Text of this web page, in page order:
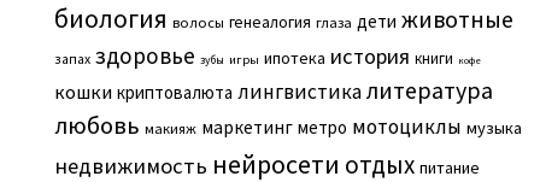
биология волосы генеалогия глаза дети животные
запах здоровье зубы игры ипотека история книги кофе
кошки криптовалюта лингвистикалитература
любовь макияж маркетинг метро мотоциклы музыка
недвижимость нейросети отдых питание